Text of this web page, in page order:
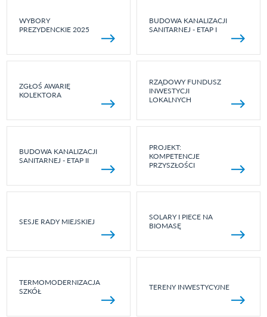
WYBORY
PREZYDENCKIE 2025
BUDOWA KANALIZACJI
SANITARNEJ - ETAP I
ZGŁOŚ AWARIĘ
KOLEKTORA
RZĄDOWY FUNDUSZ
INWESTYCJI
LOKALNYCH
BUDOWA KANALIZACJI
SANITARNEJ - ETAP II
PROJEKT:
KOMPETENCJE
PRZYSZŁOŚCI
SESJE RADY MIEJSKIEJ
SOLARY I PIECE NA
BIOMASĘ
TERMOMODERNIZACJA
SZKÓŁ
TERENY INWESTYCYJNE